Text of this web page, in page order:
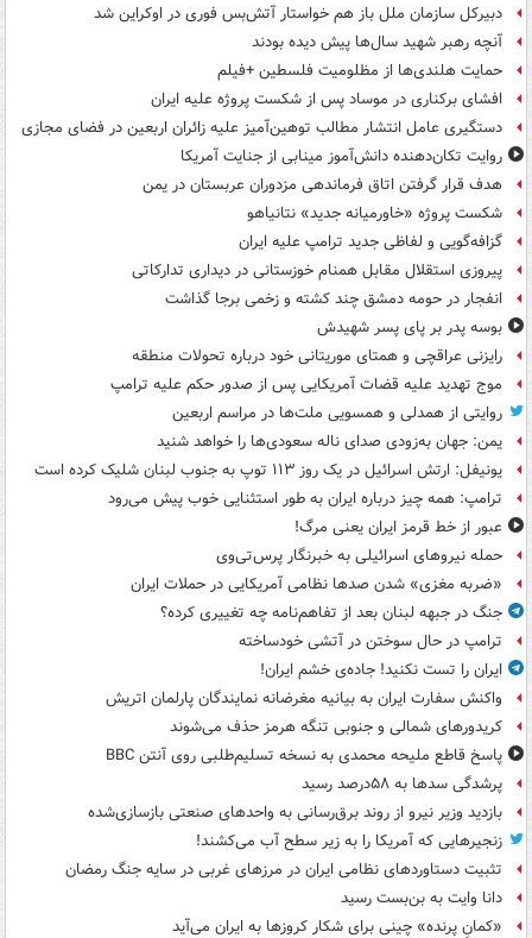
دبیرکل سازمان ملل باز هم خواستار آتش‌بس فوری در اوکراین شد
آنچه رهبر شهید سال‌ها پیش دیده بودند
حمایت هلندی‌ها از مظلومیت فلسطین +فیلم
افشای برکناری در موساد پس از شکست پروژه علیه ایران
دستگیری عامل انتشار مطالب توهین‌آمیز علیه زائران اربعین در فضای مجازی
روایت تکان‌دهنده دانش‌آموز مینابی از جنایت آمریکا
هدف قرار گرفتن اتاق‌ فرماندهی مزدوران عربستان در یمن
شکست پروژه «خاورمیانه جدید» نتانیاهو
گزافه‌گویی و لفاظی جدید ترامپ علیه ایران
پیروزی استقلال مقابل همنام خوزستانی در دیداری تدارکاتی
انفجار در حومه دمشق چند کشته و زخمی برجا گذاشت
بوسه‌ پدر بر پای پسر شهیدش
رایزنی عراقچی و همتای موریتانی خود درباره تحولات منطقه
موج تهدید علیه قضات آمریکایی پس از صدور حکم علیه ترامپ
روایتی از همدلی و همسویی ملت‌ها در مراسم اربعین
یمن: جهان به‌زودی صدای ناله سعودی‌ها را خواهد شنید
یونیفل: ارتش اسرائیل در یک روز ۱۱۳ توپ به جنوب لبنان شلیک کرده است
ترامپ: همه چیز درباره ایران به طور استثنایی خوب پیش می‌رود
عبور از خط قرمز ایران یعنی مرگ!
حمله نیروهای اسرائیلی به خبرنگار پرس‌تی‌وی
«ضربه مغزی» شدن صدها نظامی آمریکایی در حملات ایران
جنگ در جبهه لبنان بعد از تفاهم‌نامه چه تغییری کرده؟
ترامپ در حال سوختن در آتشی خودساخته
ایران را تست نکنید! جاده‌ی خشم ایران!
واکنش سفارت ایران به بیانیه مغرضانه نمایندگان پارلمان اتریش
کریدورهای شمالی و جنوبی تنگه هرمز حذف می‌شوند
پاسخ قاطع ملیحه محمدی به نسخه تسلیم‌طلبی روی آنتن BBC
پرشدگی سدها به ۵۸درصد رسید
بازدید وزیر نیرو از روند برق‌رسانی به واحدهای صنعتی بازسازی‌شده
زنجیرهایی که آمریکا را به زیر سطح آب می‌کشند!
تثبیت دستاوردهای نظامی ایران در مرزهای غربی در سایه جنگ رمضان
دانا وایت به بن‌بست رسید
«کمانِ پرنده» چینی برای شکار کروزها به ایران می‌آید